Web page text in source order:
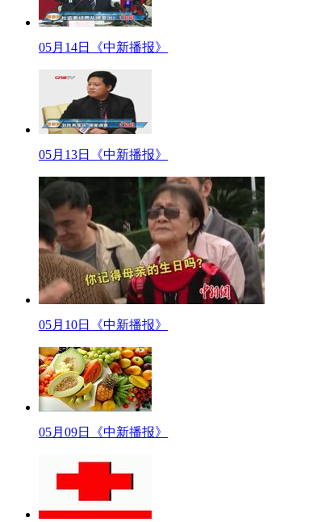
经检委会讨论，认为根据该案现有的事实和证据，陈某鹏、冯某松的
罪嫌疑人陈某鹏、冯某松。
【解说】目前，该案已移送公安机关继续侦查。海南警方14日上午称
【同期】受害学生家长符先生
因为昨天晚上，公安局要求我们带小孩过去再一次检查，因为我老婆
的。(第二次呢)第二次是昨天晚上，(第一次呢)大概是10号下午
【同期】受害女孩家长林女士
他们说你那个破了。(你女儿做了几次鉴定)星期六做了一次，到昨天
【口播】万宁市委宣传部就此表示，此次鉴定需送审公安厅之后才能
标题：媒体评论：别拿“女生联系校长”来开脱
海南大学教授章汝先表示,小学校长“带学生开房”是一件良心泯灭、严
《京华时报》评论，当“警方称系女生联系校长”这样的表态被拎出来
全国政协委员、全国妇联副主席甄砚认为，从诸多案例来看，无论是
【口播】如此令人发指的罪恶行径，用丧心病狂来形容绝不为过，有
二 时事每日鲜
市长跟教师比晒工资被指：太矫情！
家底，称穷人难当家，自己每月卡上的工资也只有2440元。
【主持人+微博】市长和教师比谁工资比较低，这事还真是头一回碰上
【主持人】要我说，市长跟教师比工资的做法，实在太矫情。何况，
05月14日《中新播报》
05月13日《中新播报》
05月10日《中新播报》
05月09日《中新播报》